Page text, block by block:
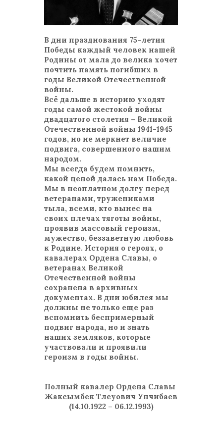
В дни празднования 75-летия
Победы каждый человек нашей
Родины от мала до велика хочет
почтить память погибших в
годы Великой Отечественной
войны.
Всё дальше в историю уходят
годы самой жестокой войны
двадцатого столетия – Великой
Отечественной войны 1941-1945
годов, но не меркнет величие
подвига, совершенного нашим
народом.
Мы всегда будем помнить,
какой ценой далась нам Победа.
Мы в неоплатном долгу перед
ветеранами, тружениками
тыла, всеми, кто вынес на
своих плечах тяготы войны,
проявив массовый героизм,
мужество, беззаветную любовь
к Родине. История о героях, о
кавалерах Ордена Славы, о
ветеранах Великой
Отечественной войны
сохранена в архивных
документах. В дни юбилея мы
должны не только еще раз
вспомнить беспримерный
подвиг народа, но и знать
наших земляков, которые
участвовали и проявили
героизм в годы войны.
Полный кавалер Ордена Славы
Жаксымбек Тлеуович Унчибаев
(14.10.1922 – 06.12.1993)